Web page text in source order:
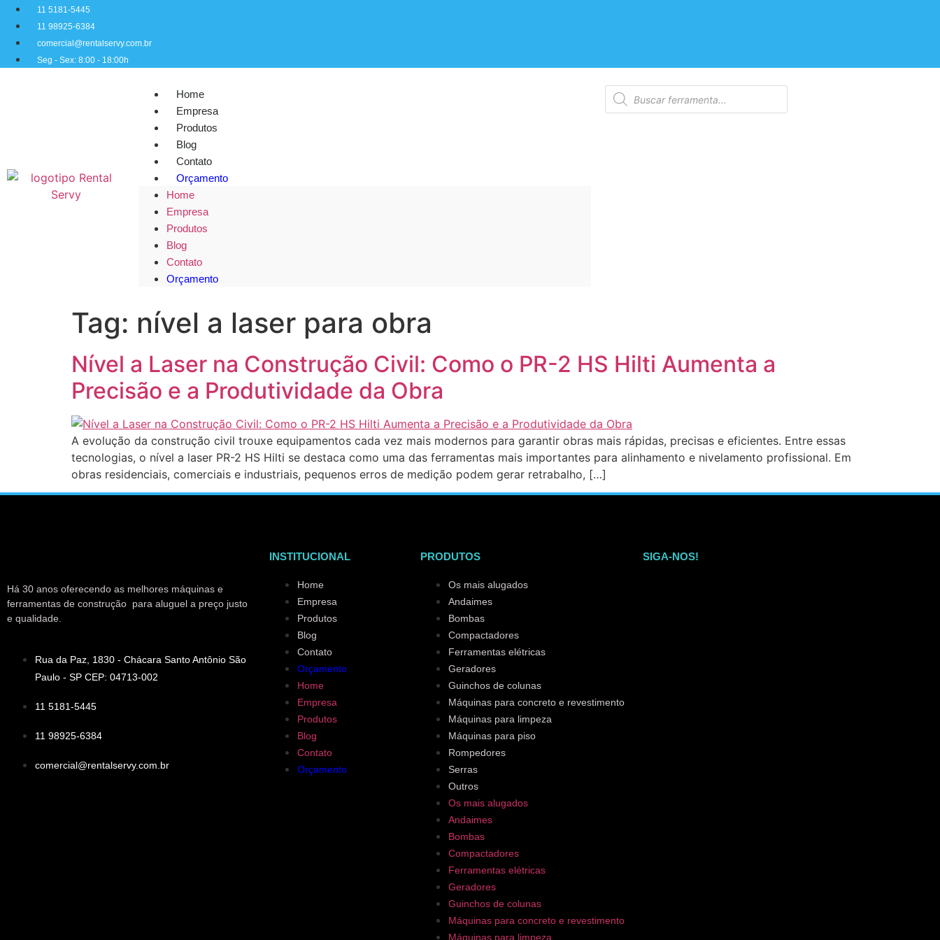
11 5181-5445
11 98925-6384
comercial@rentalservy.com.br
Seg - Sex: 8:00 - 18:00h
Home
Empresa
Produtos
Blog
Contato
Orçamento
Home
Empresa
Produtos
Blog
Contato
Orçamento
Tag: nível a laser para obra
Nível a Laser na Construção Civil: Como o PR-2 HS Hilti Aumenta a
Precisão e a Produtividade da Obra
A evolução da construção civil trouxe equipamentos cada vez mais modernos para garantir obras mais rápidas, precisas e eficientes. Entre essas
tecnologias, o nível a laser PR-2 HS Hilti se destaca como uma das ferramentas mais importantes para alinhamento e nivelamento profissional. Em
obras residenciais, comerciais e industriais, pequenos erros de medição podem gerar retrabalho, […]
Há 30 anos oferecendo as melhores máquinas e
ferramentas de construção para aluguel a preço justo
e qualidade.
Rua da Paz, 1830 - Chácara Santo Antônio São
Paulo - SP CEP: 04713-002
11 5181-5445
11 98925-6384
comercial@rentalservy.com.br
INSTITUCIONAL
Home
Empresa
Produtos
Blog
Contato
Orçamento
Home
Empresa
Produtos
Blog
Contato
Orçamento
PRODUTOS
Os mais alugados
Andaimes
Bombas
Compactadores
Ferramentas elétricas
Geradores
Guinchos de colunas
Máquinas para concreto e revestimento
Máquinas para limpeza
Máquinas para piso
Rompedores
Serras
Outros
Os mais alugados
Andaimes
Bombas
Compactadores
Ferramentas elétricas
Geradores
Guinchos de colunas
Máquinas para concreto e revestimento
Máquinas para limpeza
SIGA-NOS!